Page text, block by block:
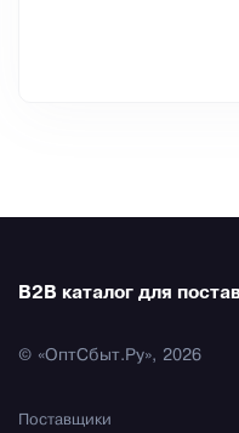
B2B каталог для
© «ОптСбыт.Ру», 2026
Поставщики